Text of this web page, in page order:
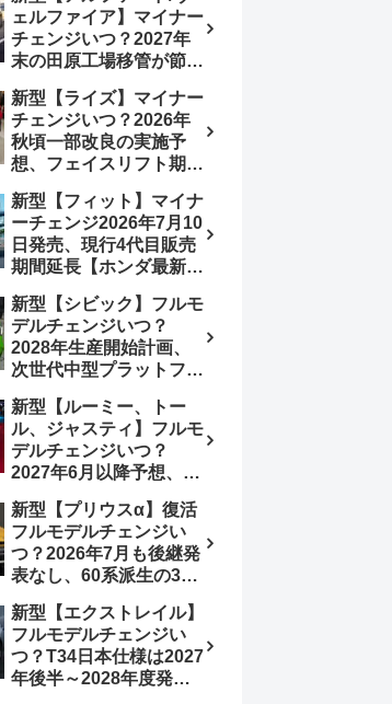
想
ェルファイア】マイナー
チェンジいつ？2027年
末の田原工場移管が節目
のフェイスリフト予想
【トヨタ最新情報】
2026年6月一部改良済
み、消費税込価格559万
9000円から
新型【ライズ】マイナー
チェンジいつ？2026年
秋頃一部改良の実施予
想、フェイスリフト期
2～3ヵ月に短縮【ダイハ
ツ最新情報】前回改良は
2024年11月5日、価格
180.07～244.2万円、値
上げ約8～10万円、法規
対応、ハイブリッド
4WD追加まだ、フルモ
デルチェンジはトヨタが
介入か
新型【フィット】マイナ
ーチェンジ2026年7月10
日発売、現行4代目販売
期間延長【ホンダ最新情
いつ？フルモデルチェン
ジは2029年頃まで遅れ
る予想
新型【シビック】フルモ
デルチェンジいつ？
2028年生産開始計画、
次世代中型プラットフォ
搭載予想【ホンダ最新情
報】Honda S+ Shiftは現
行e:HEV RS 消費税込
4,659,600円で先行導入
新型【ルーミー、トー
ル、ジャスティ】フルモ
デルチェンジいつ？
2027年6月以降予想、ビ
う無い？【トヨタ最新情
報】1.2Lハイブリッド追
加は次期型に期待
新型【プリウスα】復活
フルモデルチェンジい
つ？2026年7月も後継発
表なし、60系派生の3列
発売される可能性は【ト
ヨタ最新情報デザイン予
想画像】スライドドア装
備の要望も
新型【エクストレイル】
フルモデルチェンジい
つ？T34日本仕様は2027
年後半～2028年度発売